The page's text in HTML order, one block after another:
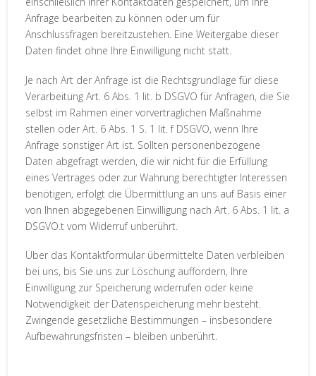
Anfrage bearbeiten zu können oder um für
Anschlussfragen bereitzustehen. Eine Weitergabe dieser
Daten findet ohne Ihre Einwilligung nicht statt.
Je nach Art der Anfrage ist die Rechtsgrundlage für diese
Verarbeitung Art. 6 Abs. 1 lit. b DSGVO für Anfragen, die Sie
selbst im Rahmen einer vorvertraglichen Maßnahme
stellen oder Art. 6 Abs. 1 S. 1 lit. f DSGVO, wenn Ihre
Anfrage sonstiger Art ist. Sollten personenbezogene
Daten abgefragt werden, die wir nicht für die Erfüllung
eines Vertrages oder zur Wahrung berechtigter Interessen
benötigen, erfolgt die Übermittlung an uns auf Basis einer
von Ihnen abgegebenen Einwilligung nach Art. 6 Abs. 1 lit. a
DSGVO.t vom Widerruf unberührt.
Über das Kontaktformular übermittelte Daten verbleiben
bei uns, bis Sie uns zur Löschung auffordern, Ihre
Einwilligung zur Speicherung widerrufen oder keine
Notwendigkeit der Datenspeicherung mehr besteht.
Zwingende gesetzliche Bestimmungen – insbesondere
Aufbewahrungsfristen – bleiben unberührt.